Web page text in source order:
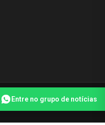
Entre no grupo de notícias